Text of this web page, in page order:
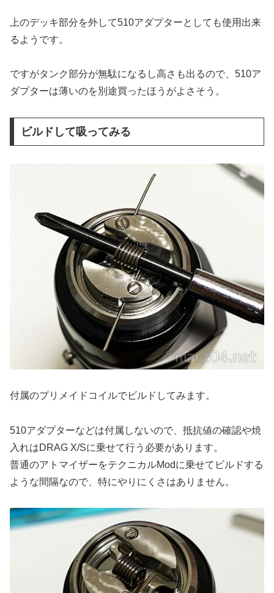
上のデッキ部分を外して510アダプターとしても使用出来
るようです。
ですがタンク部分が無駄になるし高さも出るので、510ア
ダプターは薄いのを別途買ったほうがよさそう。
ビルドして吸ってみる
付属のプリメイドコイルでビルドしてみます。
510アダプターなどは付属しないので、抵抗値の確認や焼
入れはDRAG X/Sに乗せて行う必要があります。
普通のアトマイザーをテクニカルModに乗せてビルドする
ような間隔なので、特にやりにくさはありません。